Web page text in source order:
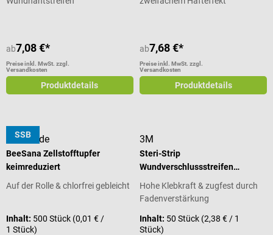
ab7,08 €*
Preise inkl. MwSt. zzgl.
Versandkosten
Produktdetails
ab7,68 €*
Preise inkl. MwSt. zzgl.
Versandkosten
Produktdetails
SSB
Meditrade
BeeSana Zellstofftupfer
keimreduziert
Auf der Rolle & chlorfrei gebleicht
Inhalt: 500 Stück (0,01 € /
1 Stück)
3M
Steri-Strip
Wundverschlussstreifen
Großpackung
Hohe Klebkraft & zugfest durch
Fadenverstärkung
Inhalt: 50 Stück (2,38 € / 1
Stück)